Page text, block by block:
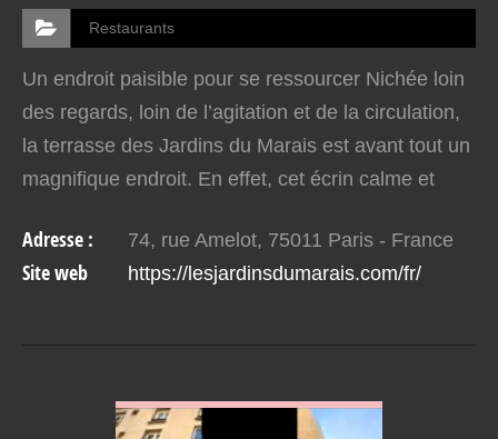
Restaurants
Un endroit paisible pour se ressourcer Nichée loin
des regards, loin de l’agitation et de la circulation,
la terrasse des Jardins du Marais est avant tout un
magnifique endroit. En effet, cet écrin calme et
Adresse : 74, rue Amelot, 75011 Paris - France
Site web https://lesjardinsdumarais.com/fr/